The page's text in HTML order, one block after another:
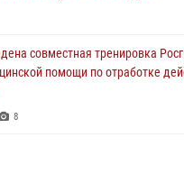
святого равноапостольного
8 совместная тренировка
помощи по отработке
8